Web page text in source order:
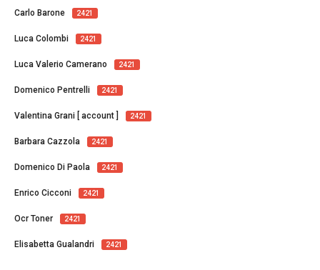
Carlo Barone 2421
Luca Colombi 2421
Luca Valerio Camerano 2421
Domenico Pentrelli 2421
Valentina Grani [ account ] 2421
Barbara Cazzola 2421
Domenico Di Paola 2421
Enrico Cicconi 2421
Ocr Toner 2421
Elisabetta Gualandri 2421